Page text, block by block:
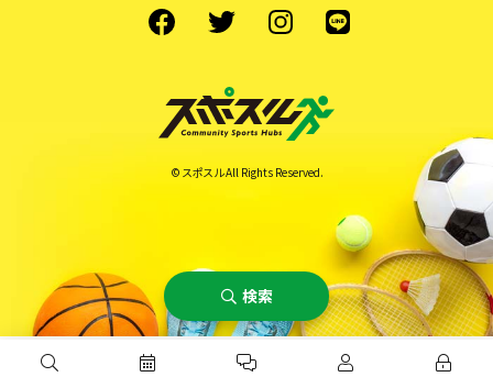
検索
© スポスル All Rights Reserved.